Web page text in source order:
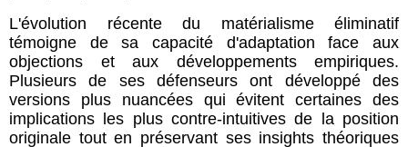
L'évolution récente du matérialisme éliminatif
témoigne de sa capacité d'adaptation face aux
objections et aux développements empiriques.
Plusieurs de ses défenseurs ont développé des
versions plus nuancées qui évitent certaines des
implications les plus contre-intuitives de la position
originale tout en préservant ses insights théoriques